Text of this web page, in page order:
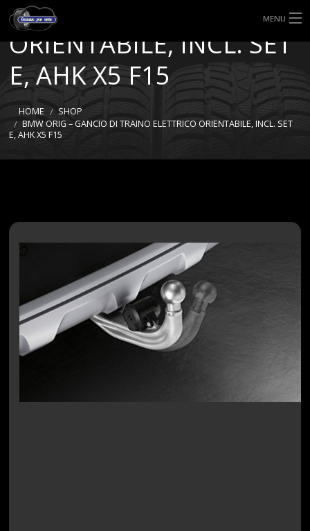
MENU
HOME
TIPI DI GOMME
MISURE GOMME
TRAINO ELETTRICO
ORIENTABILE, INCL. SET
E, AHK X5 F15
HOME
SHOP
BMW ORIG – GANCIO DI TRAINO ELETTRICO ORIENTABILE, INCL. SET
E, AHK X5 F15